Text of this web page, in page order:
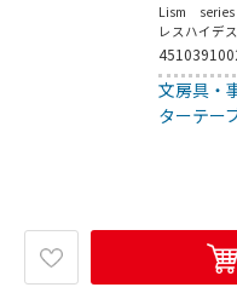
Lism series
レスハイデ
空間にでも
（2人以上
スチール（
仕上げ）／
格電圧：
文房具・
ターテー